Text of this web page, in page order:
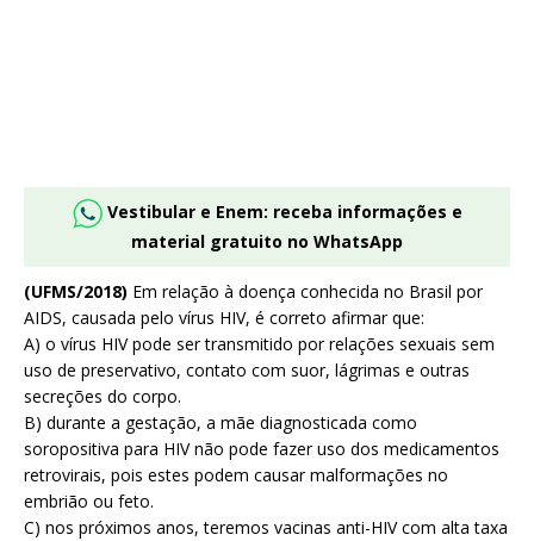
Vestibular e Enem: receba informações e
material gratuito no WhatsApp
(UFMS/2018) Em relação à doença conhecida no Brasil por
AIDS, causada pelo vírus HIV, é correto afirmar que:
A) o vírus HIV pode ser transmitido por relações sexuais sem
uso de preservativo, contato com suor, lágrimas e outras
secreções do corpo.
B) durante a gestação, a mãe diagnosticada como
soropositiva para HIV não pode fazer uso dos medicamentos
retrovirais, pois estes podem causar malformações no
embrião ou feto.
C) nos próximos anos, teremos vacinas anti-HIV com alta taxa